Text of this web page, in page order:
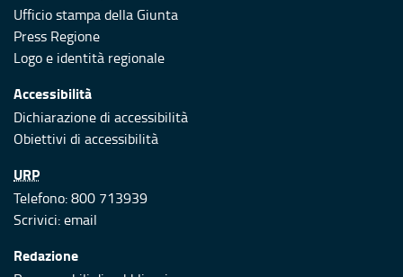
Ufficio stampa della Giunta
Press Regione
Logo e identità regionale
Accessibilità
Dichiarazione di accessibilità
Obiettivi di accessibilità
URP
Telefono: 800 713939
Scrivici:email
Redazione